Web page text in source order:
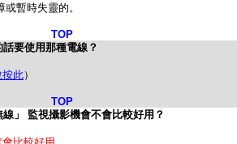
暫時失靈的。
TOP
要使用那種電線？
按此）
TOP
」 監視攝影機會不會比較好用？